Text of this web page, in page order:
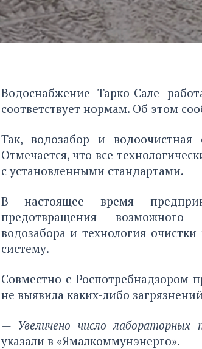
Водоснабжение Тарко-Сале
соответствует нормам. Об этом
Так, водозабор и
Отмечается, что все
с установленными стандартами.
В настоящее время
предотвращения возможного
водозабора и технология
систему.
Совместно с Роспотребнадзором
не выявила каких-либо
— Увеличено число лабораторных
указали в «Ямалкоммунэнерго».